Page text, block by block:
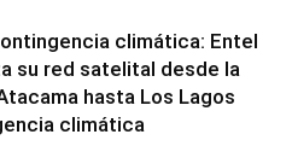
climática: Entel
su red satelital desde la
hasta Los Lagos
climática